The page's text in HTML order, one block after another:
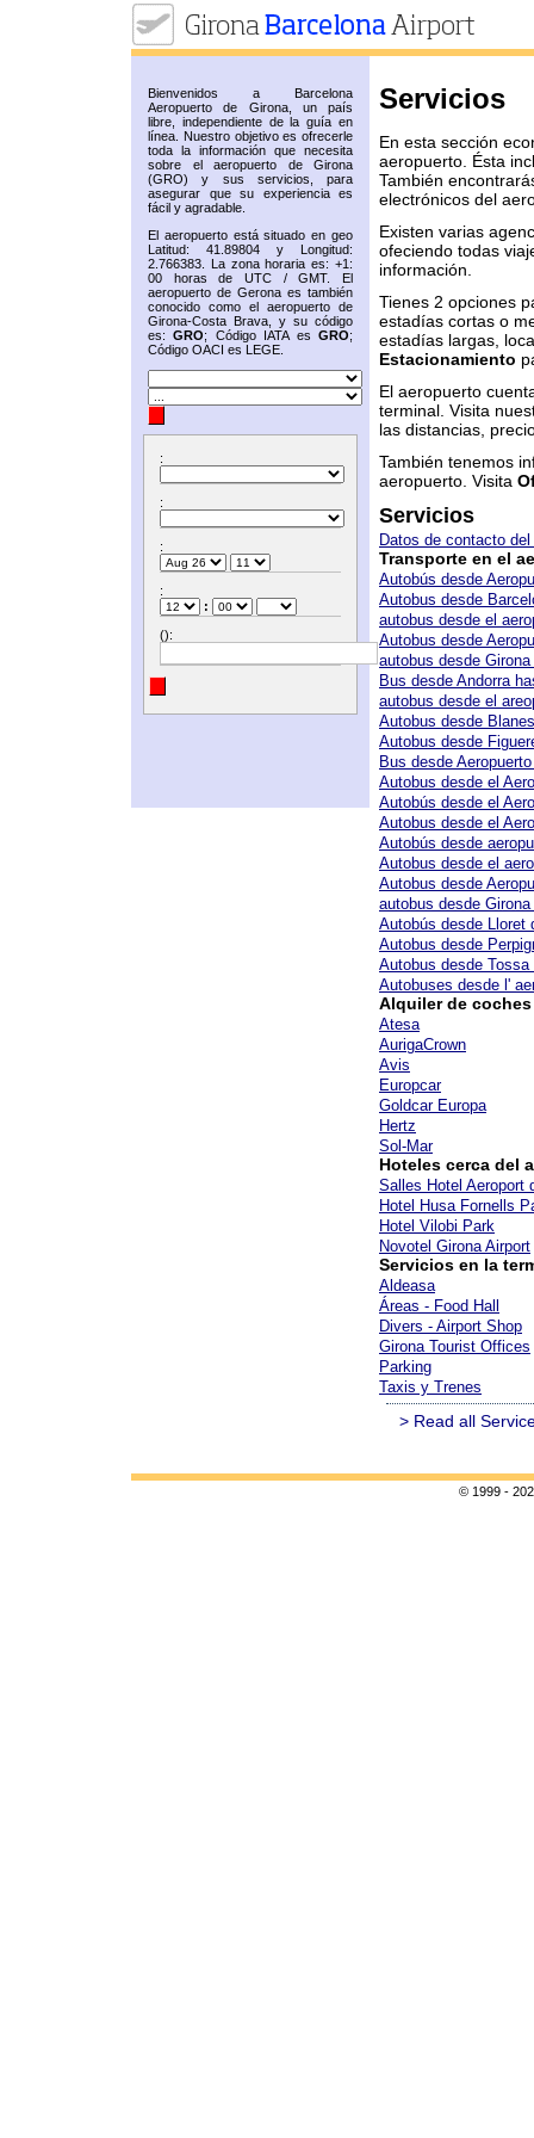
Bienvenidos a Barcelona
Aeropuerto de Girona, un país
libre, independiente de la guía en
línea. Nuestro objetivo es ofrecerle
toda la información que necesita
sobre el aeropuerto de Girona
(GRO) y sus servicios, para
asegurar que su experiencia es
fácil y agradable.
El aeropuerto está situado en geo
Latitud: 41.89804 y Longitud:
2.766383. La zona horaria es: +1:
00 horas de UTC / GMT. El
aeropuerto de Gerona es también
conocido como el aeropuerto de
Girona-Costa Brava, y su código
es:GRO; Código IATA esGRO;
Código OACI es LEGE.
:
:
:
:
:
():
Servicios
En esta sección
aeropuerto. Ésta
También
electrónicos del
Existen varias
ofeciendo todas
información.
Tienes 2 opciones
estadías cortas o
estadías largas,
Estacionamiento
El aeropuerto
terminal. Visita
las distancias,
También tenemos
aeropuerto. Visita
Servicios
Datos de contacto
Transporte en el
Autobús desde
Autobus desde
autobus desde el
Autobus desde
autobus desde
Bus desde Andorra
autobus desde el
Autobus desde
Autobus desde
Bus desde
Autobus desde el
Autobús desde el
Autobus desde el
Autobús desde
Autobus desde el
Autobus desde
autobus desde
Autobús desde Lloret
Autobus desde
Autobus desde
Autobuses desde l'
Alquiler de
Atesa
AurigaCrown
Avis
Europcar
Goldcar Europa
Hertz
Sol-Mar
Hoteles cerca del
Salles Hotel Aeroport
Hotel Husa Fornells
Hotel Vilobi Park
Novotel Girona Airport
Servicios en la
Aldeasa
Áreas - Food Hall
Divers - Airport Shop
Girona Tourist Offices
Parking
Taxis y Trenes
> Read all
© 1999 -